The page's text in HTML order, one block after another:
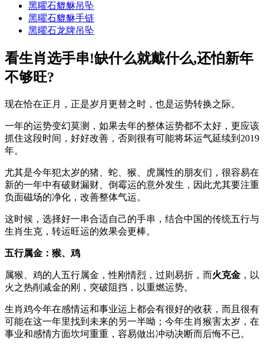
黑曜石貔貅吊坠
黑曜石貔貅手链
黑曜石龙牌吊坠
看生肖选手串!缺什么就戴什么,还怕新年
不够旺?
现在恰在正月，正是岁月更替之时，也是运势转换之际。
一年的运势变幻莫测，如果去年的整体运势都不太好，更应该
抓住这段时间，好好改善，否则很有可能将坏运气延续到2019
年。
尤其是今年犯太岁的猪、蛇、猴、虎属性的朋友们，很容易在
新的一年中有破财漏财、倒霉运的意外发生，因此尤其要注重
负面磁场的净化，改善整体气运。
这时候，选择好一串合适自己的手串，结合中国的传统五行与
生肖生克，转运旺运的效果会更棒。
五行属金：猴、鸡
属猴、鸡的人五行属金，性刚情烈，过则易折，而火克金 ，以
火之热削减金的刚，突破阻挡，以重燃运势。
生肖鸡今年在感情运和事业运上都会有很好的收获，而且很有
可能在这一年里找到未来的另一半呦；今年生肖猴害太岁，在
事业和感情方面坎坷重重，容易做出冲动决断而后悔不已。